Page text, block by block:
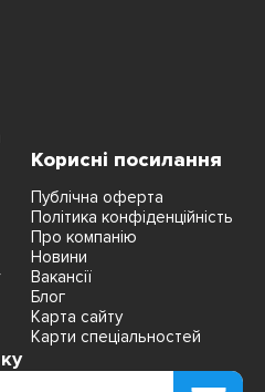
Корисні посилання
Публічна оферта
Політика конфіденційність
Про компанію
Новини
Вакансії
Блог
Карта сайту
Карти спеціальностей